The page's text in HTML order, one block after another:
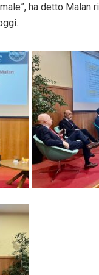
ha detto